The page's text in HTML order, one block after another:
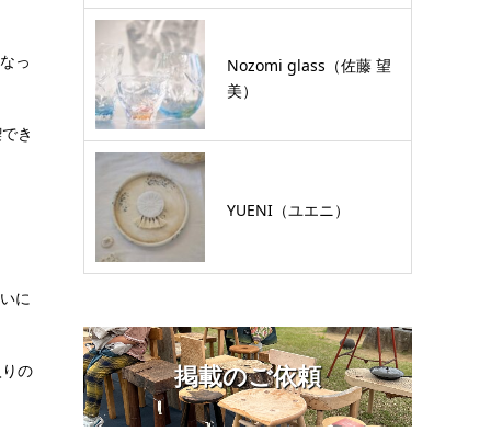
っ
き
に
の
Nozomi glass（佐藤 望
美）
YUENI（ユエニ）
掲載のご依頼